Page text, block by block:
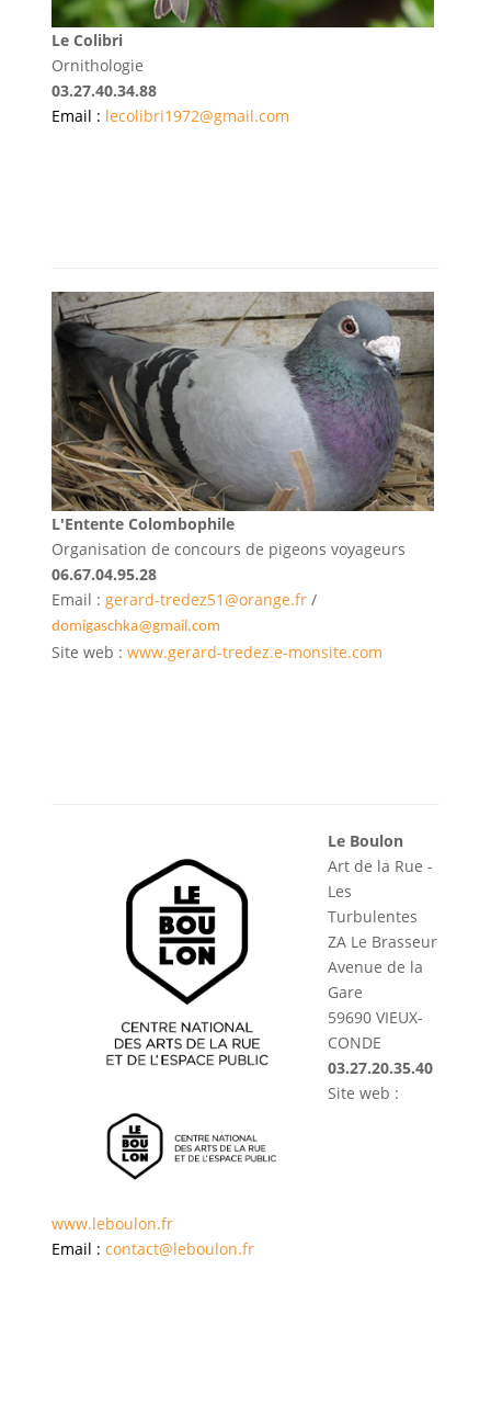
Le Colibri
Ornithologie
03.27.40.34.88
Email : lecolibri1972@gmail.com
L'Entente Colombophile
Organisation de concours de pigeons voyageurs
06.67.04.95.28
Email : gerard-tredez51@orange.fr/
domigaschka@gmail.com
Site web : www.gerard-tredez.e-monsite.com
Le Boulon
Art de la Rue -
Les
Turbulentes
ZA Le Brasseur
Avenue de la
Gare
59690 VIEUX-
CONDE
03.27.20.35.40
Site web :
www.leboulon.fr
Email : contact@leboulon.fr